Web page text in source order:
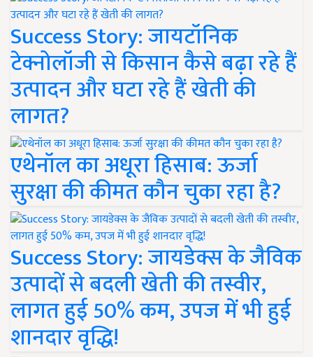
Success Story: जायटॉनिक
टेक्नोलॉजी से किसान कैसे बढ़ा रहे हैं
उत्पादन और घटा रहे हैं खेती की
लागत?
एथेनॉल का अधूरा हिसाब: ऊर्जा
सुरक्षा की कीमत कौन चुका रहा है?
Success Story: जायडेक्स के जैविक
उत्पादों से बदली खेती की तस्वीर,
लागत हुई 50% कम, उपज में भी हुई
शानदार वृद्धि!